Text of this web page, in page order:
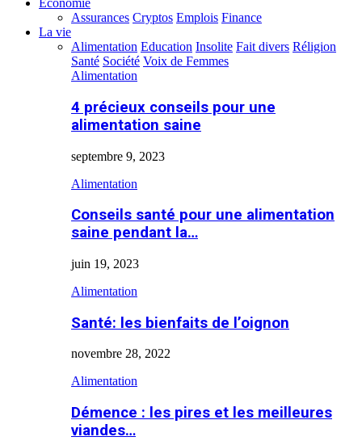
Economie
Assurances Cryptos Emplois Finance
La vie
Alimentation Education Insolite Fait divers Réligion
Santé Société Voix de Femmes
Alimentation
4 précieux conseils pour une
alimentation saine
septembre 9, 2023
Alimentation
Conseils santé pour une alimentation
saine pendant la…
juin 19, 2023
Alimentation
Santé: les bienfaits de l’oignon
novembre 28, 2022
Alimentation
Démence : les pires et les meilleures
viandes…